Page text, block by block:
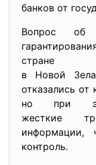
банков от
Вопрос об
стране
в Новой
отказались
но при
жесткие
информации,
контроль.